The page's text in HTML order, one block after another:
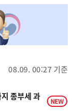
08.09. 00:27 기준
종부세 과
NEW